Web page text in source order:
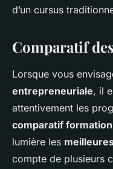
d’un cursus
Comparatif
Lorsque vous
entrepreneuriale, il
attentivement les
comparatif
lumière les
compte de plusieurs